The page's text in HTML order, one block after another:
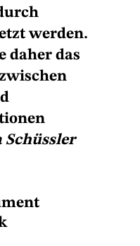
werden.
daher das
Schüssler